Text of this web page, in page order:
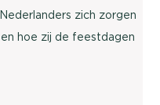
zich zorgen
hoe zij de feestdagen